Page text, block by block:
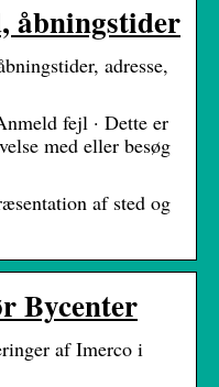
åbningstider
adresse,
fejl · Dette er
med eller besøg
af sted og
Bycenter
af Imerco i